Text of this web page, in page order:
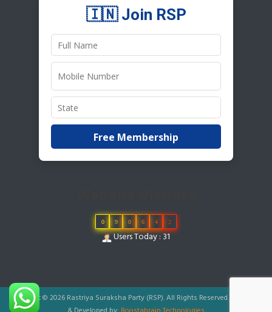
🇮🇳 Join RSP
Free Membership
0 9 0 6 4 2
Users Today : 31
Copyright © 2026 Rastriya Suraksha Party (RSP). All Rights Reserved.